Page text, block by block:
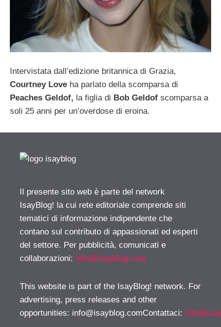
Intervistata dall’edizione britannica di Grazia,
Courtney Love ha parlato della scomparsa di
Peaches Geldof, la figlia di Bob Geldof scomparsa a
soli 25 anni per un’overdose di eroina.
Il presente sito web è parte del network
IsayBlog! la cui rete editoriale comprende siti
tematici di informazione indipendente che
contano sul contributo di appassionati ed esperti
del settore. Per pubblicità, comunicati e
collaborazioni: info@isayblog.com
This website is part of the IsayBlog! network. For
advertising, press releases and other
opportunities: info@isayblog.comContattaci: